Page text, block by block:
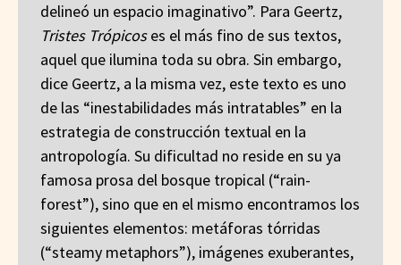
delineó un espacio imaginativo”. Para Geertz,
Tristes Trópicoses el más fino de sus textos,
aquel que ilumina toda su obra. Sin embargo,
dice Geertz, a la misma vez, este texto es uno
de las “inestabilidades más intratables” en la
estrategia de construcción textual en la
antropología. Su dificultad no reside en su ya
famosa prosa del bosque tropical (“rain-
forest”), sino que en el mismo encontramos los
siguientes elementos: metáforas tórridas
(“steamy metaphors”), imágenes exuberantes,